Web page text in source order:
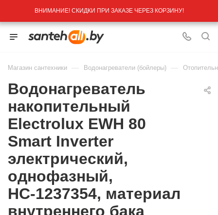
ВНИМАНИЕ! СКИДКИ ПРИ ЗАКАЗЕ ЧЕРЕЗ КОРЗИНУ!
Магазин сантехники — Водонагреватели (бойлеры) —
Водонагреватель
накопительный
Electrolux EWH 80
Smart Inverter
электрический,
однофазный,
НС-1237354, материал
внутреннего бака